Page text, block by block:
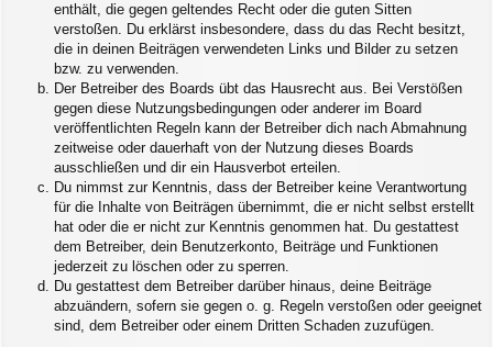
enthält, die gegen geltendes Recht oder die guten Sitten
verstoßen. Du erklärst insbesondere, dass du das Recht besitzt,
die in deinen Beiträgen verwendeten Links und Bilder zu setzen
bzw. zu verwenden.
Der Betreiber des Boards übt das Hausrecht aus. Bei Verstößen
gegen diese Nutzungsbedingungen oder anderer im Board
veröffentlichten Regeln kann der Betreiber dich nach Abmahnung
zeitweise oder dauerhaft von der Nutzung dieses Boards
ausschließen und dir ein Hausverbot erteilen.
Du nimmst zur Kenntnis, dass der Betreiber keine Verantwortung
für die Inhalte von Beiträgen übernimmt, die er nicht selbst erstellt
hat oder die er nicht zur Kenntnis genommen hat. Du gestattest
dem Betreiber, dein Benutzerkonto, Beiträge und Funktionen
jederzeit zu löschen oder zu sperren.
Du gestattest dem Betreiber darüber hinaus, deine Beiträge
abzuändern, sofern sie gegen o. g. Regeln verstoßen oder geeignet
sind, dem Betreiber oder einem Dritten Schaden zuzufügen.